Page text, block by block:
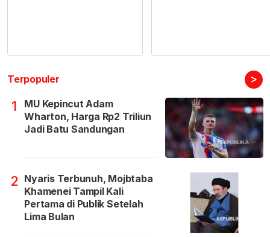
Terpopuler >
1
MU Kepincut Adam
Wharton, Harga Rp2 Triliun
Jadi Batu Sandungan
2 Nyaris Terbunuh, Mojbtaba
Khamenei Tampil Kali
Pertama di Publik Setelah
Lima Bulan